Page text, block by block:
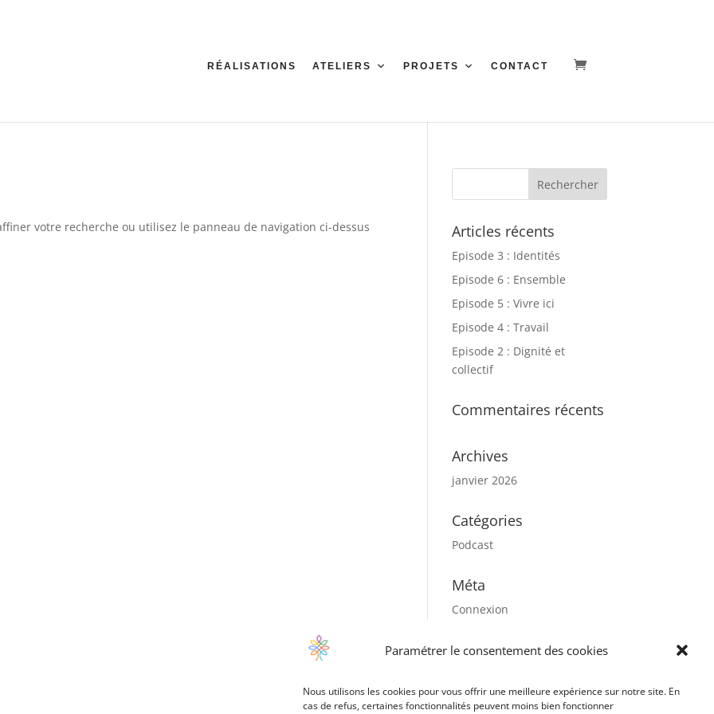
Paramétrer le consentement des cookies
Nous utilisons les cookies pour vous offrir une meilleure expérience sur notre site. En
cas de refus, certaines fonctionnalités peuvent moins bien fonctionner
RÉALISATIONS ATELIERS PROJETS CONTACT
votre recherche ou utilisez le panneau de navigation ci-dessus Articles récents
Episode 3 : Identités
Episode 6 : Ensemble
Episode 5 : Vivre ici
Episode 4 : Travail
Episode 2 : Dignité et
collectif
Commentaires récents
Archives
janvier 2026
Catégories
Podcast
Méta
Connexion
Flux des commentaires